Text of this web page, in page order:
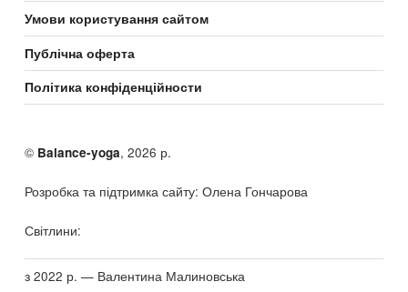
Умови користування сайтом
Публічна оферта
Політика конфіденційности
© Balance-yoga, 2026 р.
Розробка та підтримка сайту: Олена Гончарова
Світлини:
з 2022 р. — Валентина Малиновська